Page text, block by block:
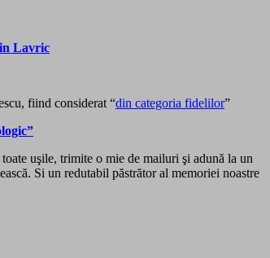
Lavric
fiind considerat “din categoria fidelilor”
uşile, trimite o mie de mailuri şi adună la un
Si un redutabil păstrător al memoriei noastre